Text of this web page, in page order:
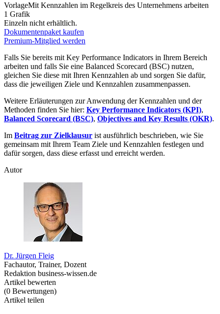
VorlageMit Kennzahlen im Regelkreis des Unternehmens arbeiten
1 Grafik
Einzeln nicht erhältlich.
Dokumentenpaket kaufen
Premium-Mitglied werden
Falls Sie bereits mit Key Performance Indicators in Ihrem Bereich
arbeiten und falls Sie eine Balanced Scorecard (BSC) nutzen,
gleichen Sie diese mit Ihren Kennzahlen ab und sorgen Sie dafür,
dass die jeweiligen Ziele und Kennzahlen zusammenpassen.
Weitere Erläuterungen zur Anwendung der Kennzahlen und der
Methoden finden Sie hier: Key Performance Indicators (KPI),
Balanced Scorecard (BSC), Objectives and Key Results (OKR).
Im Beitrag zur Zielklausur ist ausführlich beschrieben, wie Sie
gemeinsam mit Ihrem Team Ziele und Kennzahlen festlegen und
dafür sorgen, dass diese erfasst und erreicht werden.
Autor
Dr. Jürgen Fleig
Fachautor, Trainer, Dozent
Redaktion business-wissen.de
Artikel bewerten
(0 Bewertungen)
Artikel teilen